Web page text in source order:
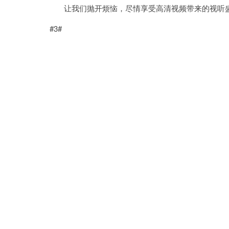
让我们抛开烦恼，尽情享受高清视频带来的视听
#3#